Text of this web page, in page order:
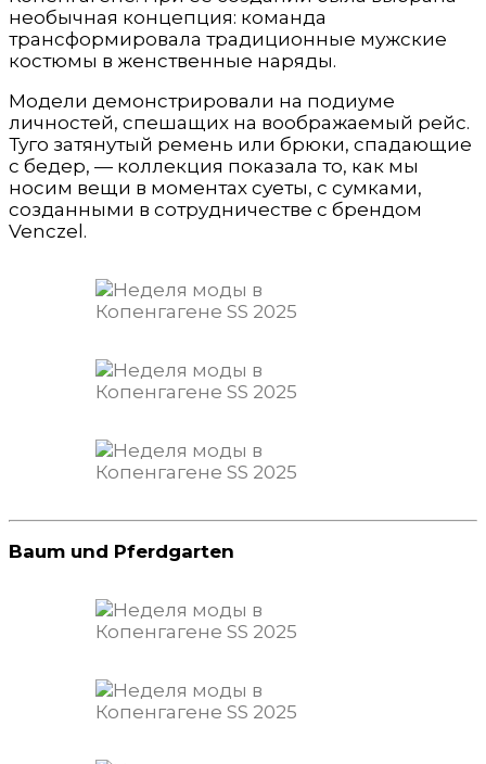
необычная концепция: команда
трансформировала традиционные мужские
костюмы в женственные наряды.
Модели демонстрировали на подиуме
личностей, спешащих на воображаемый рейс.
Туго затянутый ремень или брюки, спадающие
с бедер, — коллекция показала то, как мы
носим вещи в моментах суеты, с сумками,
созданными в сотрудничестве с брендом
Venczel.
Baum und Pferdgarten